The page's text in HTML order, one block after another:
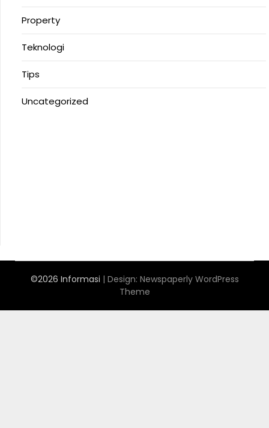
Property
Teknologi
Tips
Uncategorized
©2026 Informasi | Design: Newspaperly WordPress
Theme